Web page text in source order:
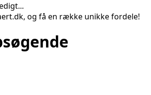
og få en række unikke fordele!